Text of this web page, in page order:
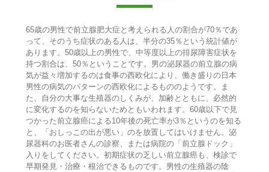
65歳の男性で前立腺肥大症と考えられる人の割合が70％であ
って、そのうち症状のある人は、半分の35％という統計値が
あります。50歳以上の男性で、中等度以上の排尿障害症状を
持つ割合は、50％ということです。男の泌尿器の前立腺の病
気が益々増加するのは食事の西欧化により、働き盛りの日本
男性の病気のパターンの西欧化によるもののようです。ま
た、自分の大事な生殖器のしくみが、加齢とともに、必然的
に変化するのを知らないためともいわれます。60歳以下で見
つかった前立腺癌による10年後の死亡率が3％というのを知る
と、「おしっこの出が悪い」のを放置してはいけません。泌
尿器科のお医者さんの診察、または病院の「前立腺ドック」
入りをしてください。初期症状の乏しい前立腺癌も、検診で
早期発見・治療・根治できるものです。男性の生殖器の陰